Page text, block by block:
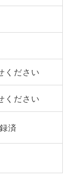
ください
ください
済